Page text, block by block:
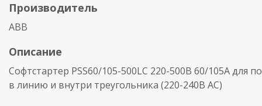
Производитель
ABB
Описание
Софтстартер PSS60/105-500LC 220-500В 60/105A для
в линию и внутри треугольника (220-240В AC)